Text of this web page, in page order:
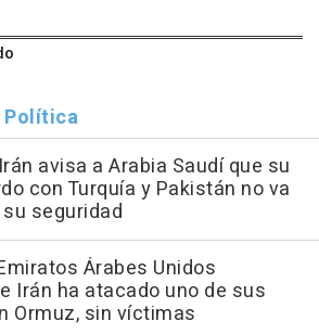
Política
avisa a Arabia Saudí que su
con Turquía y Pakistán no va
seguridad
Árabes Unidos
Irán ha atacado uno de sus
Ormuz, sin víctimas